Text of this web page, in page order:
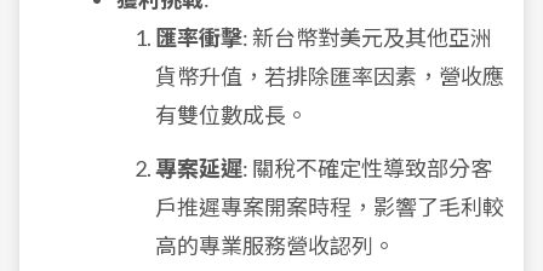
匯率衝擊: 新台幣對美元及其他亞洲
貨幣升值，若排除匯率因素，營收應
有雙位數成長。
專案延遲: 關稅不確定性導致部分客
戶推遲專案開案時程，影響了毛利較
高的專業服務營收認列。